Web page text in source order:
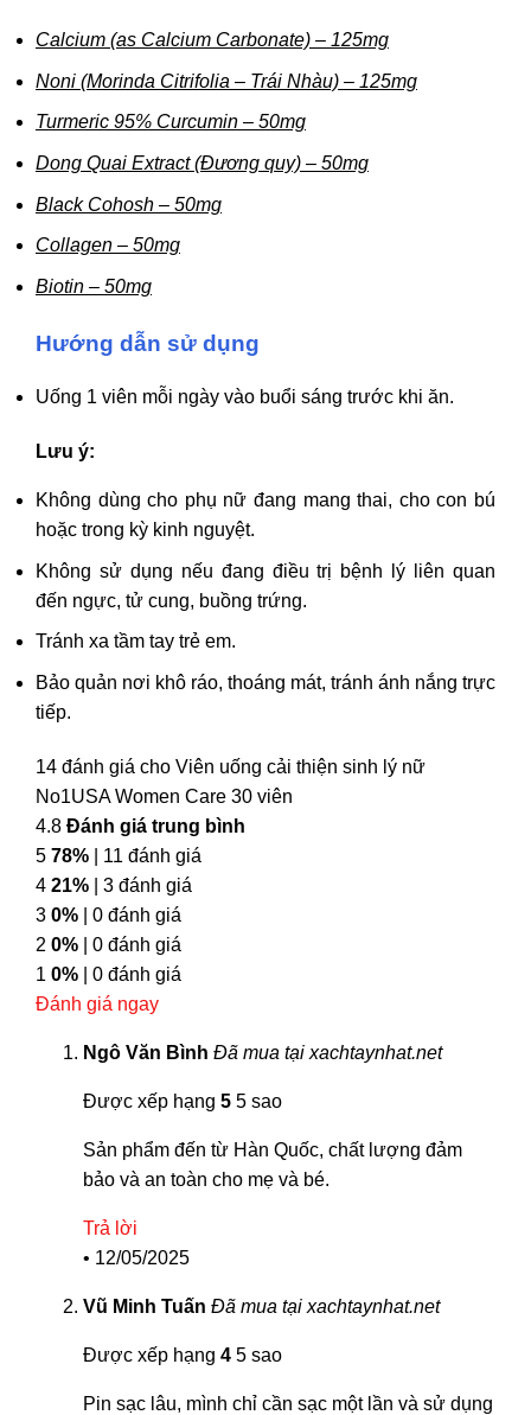
Calcium (as Calcium Carbonate) – 125mg
Noni (Morinda Citrifolia – Trái Nhàu) – 125mg
Turmeric 95% Curcumin – 50mg
Dong Quai Extract (Đương quy) – 50mg
Black Cohosh – 50mg
Collagen – 50mg
Biotin – 50mg
Hướng dẫn sử dụng
Uống 1 viên mỗi ngày vào buổi sáng trước khi ăn.
Lưu ý:
Không dùng cho phụ nữ đang mang thai, cho con bú
hoặc trong kỳ kinh nguyệt.
Không sử dụng nếu đang điều trị bệnh lý liên quan
đến ngực, tử cung, buồng trứng.
Tránh xa tầm tay trẻ em.
Bảo quản nơi khô ráo, thoáng mát, tránh ánh nắng trực
tiếp.
14 đánh giá cho Viên uống cải thiện sinh lý nữ
No1USA Women Care 30 viên
4.8 Đánh giá trung bình
5 78% | 11 đánh giá
4 21% | 3 đánh giá
3 0% | 0 đánh giá
2 0% | 0 đánh giá
1 0% | 0 đánh giá
Đánh giá ngay
Ngô Văn Bình Đã mua tại xachtaynhat.net
Được xếp hạng 5 5 sao
Sản phẩm đến từ Hàn Quốc, chất lượng đảm
bảo và an toàn cho mẹ và bé.
Trả lời
• 12/05/2025
Vũ Minh Tuấn Đã mua tại xachtaynhat.net
Được xếp hạng 4 5 sao
Pin sạc lâu, mình chỉ cần sạc một lần và sử dụng